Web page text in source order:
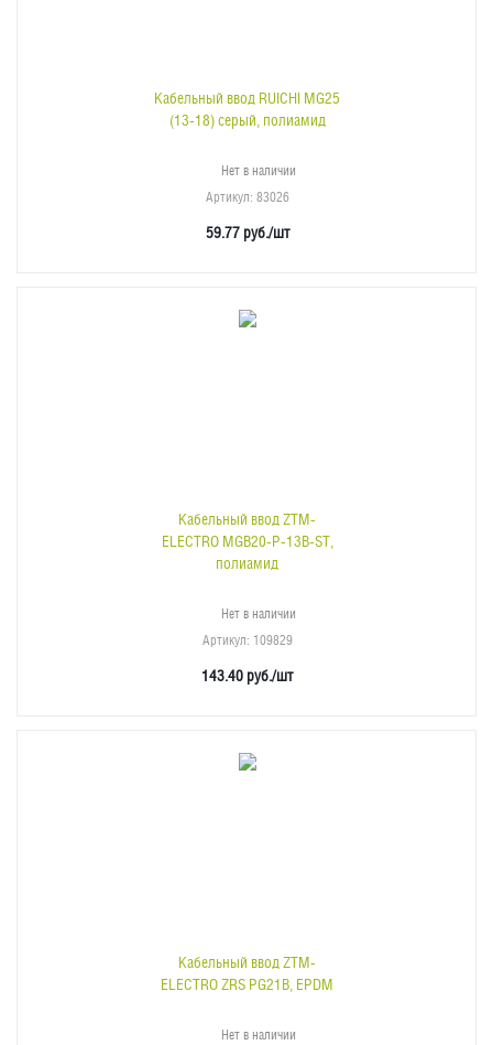
Кабельный ввод RUICHI MG25
(13-18) серый, полиамид
Нет в наличии
Артикул: 83026
59.77руб./шт
Кабельный ввод ZTM-
ELECTRO MGB20-P-13B-ST,
полиамид
Нет в наличии
Артикул: 109829
143.40 руб./шт
Кабельный ввод ZTM-
ELECTRO ZRS PG21B, EPDM
Нет в наличии